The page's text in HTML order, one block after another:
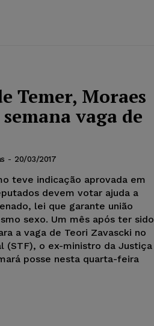
Temer, Moraes
vaga de
- 20/03/2017
teve indicação aprovada em
devem votar ajuda a
lei que garante união
sexo. Um mês após ter sido
a vaga de Teori Zavascki no
(STF), o ex-ministro da Justiça
posse nesta quarta-feira